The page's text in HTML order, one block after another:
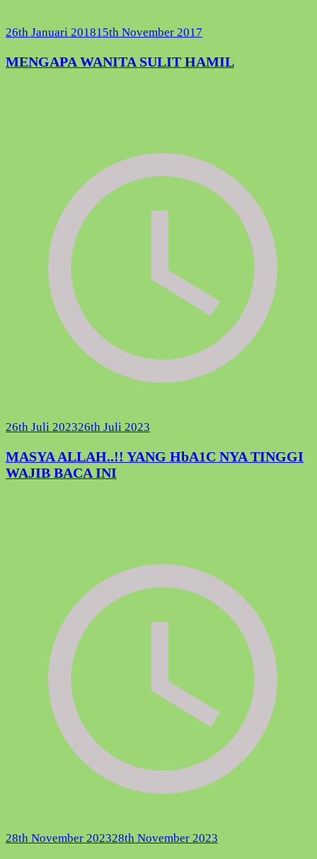
26th Januari 201815th November 2017
MENGAPA WANITA SULIT HAMIL
26th Juli 202326th Juli 2023
MASYA ALLAH..!! YANG HbA1C NYA TINGGI
WAJIB BACA INI
28th November 202328th November 2023